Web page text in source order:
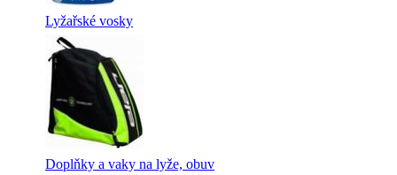
Lyžařské vosky
Doplňky a vaky na lyže, obuv